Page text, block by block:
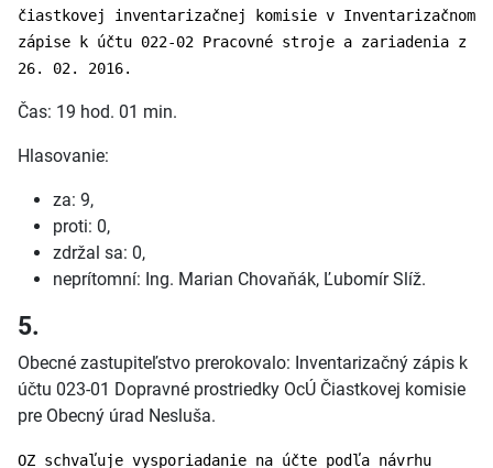
čiastkovej inventarizačnej komisie v Inventarizačnom
zápise k účtu 022-02 Pracovné stroje a zariadenia z
26. 02. 2016.
Čas: 19 hod. 01 min.
Hlasovanie:
za: 9,
proti: 0,
zdržal sa: 0,
neprítomní: Ing. Marian Chovaňák, Ľubomír Slíž.
5.
Obecné zastupiteľstvo prerokovalo: Inventarizačný zápis k
účtu 023-01 Dopravné prostriedky OcÚ Čiastkovej komisie
pre Obecný úrad Nesluša.
OZ schvaľuje vysporiadanie na účte podľa návrhu